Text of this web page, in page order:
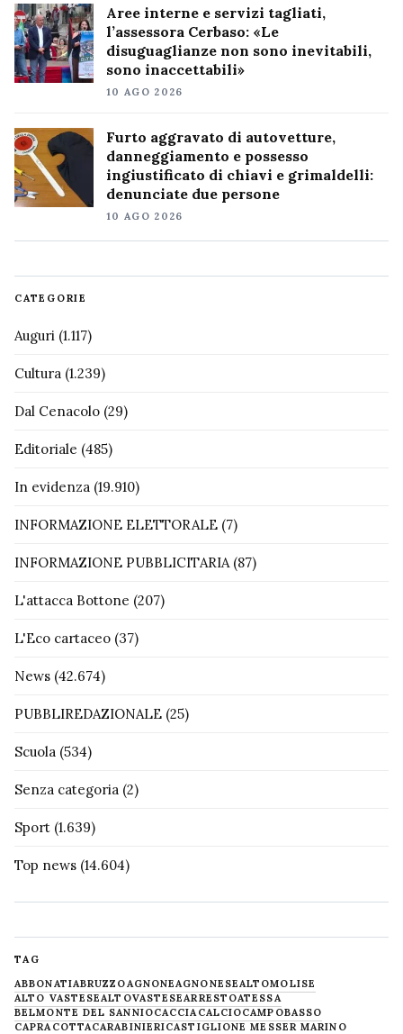
Aree interne e servizi tagliati,
l’assessora Cerbaso: «Le
disuguaglianze non sono inevitabili,
sono inaccettabili»
10 AGO 2026
Furto aggravato di autovetture,
danneggiamento e possesso
ingiustificato di chiavi e grimaldelli:
denunciate due persone
10 AGO 2026
CATEGORIE
Auguri (1.117)
Cultura (1.239)
Dal Cenacolo (29)
Editoriale (485)
In evidenza (19.910)
INFORMAZIONE ELETTORALE (7)
INFORMAZIONE PUBBLICITARIA(87)
L'attacca Bottone (207)
L'Eco cartaceo (37)
News (42.674)
PUBBLIREDAZIONALE (25)
Scuola (534)
Senza categoria (2)
Sport (1.639)
Top news (14.604)
TAG
ABBONATIABRUZZOAGNONEAGNONESEALTOMOLISE
ALTO VASTESEALTOVASTESEARRESTOATESSA
BELMONTE DEL SANNIOCACCIACALCIOCAMPOBASSO
CAPRACOTTACARABINIERICASTIGLIONE MESSER MARINO